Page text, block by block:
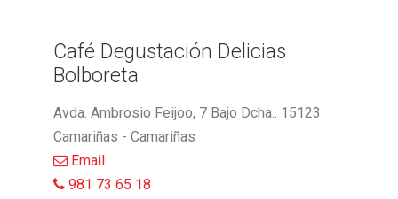
Café Degustación Delicias
Bolboreta
Avda. Ambrosio Feijoo, 7 Bajo Dcha.. 15123
Camariñas - Camariñas
Email
981 73 65 18